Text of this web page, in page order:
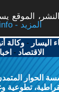
الموقع
More info - المزيد
اليسار -وكالة
الاقتصاد -
الحوار
تطوعية